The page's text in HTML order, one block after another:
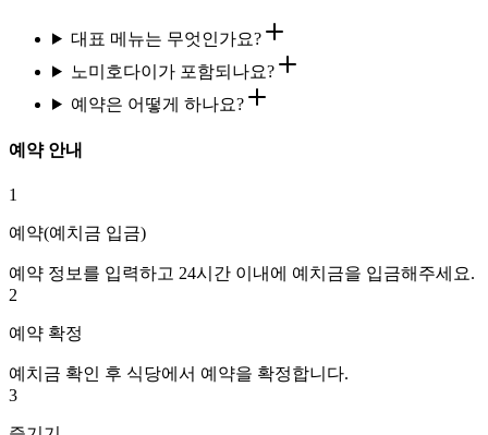
대표 메뉴는 무엇인가요?
노미호다이가 포함되나요?
예약은 어떻게 하나요?
예약 안내
1
예약(예치금 입금)
예약 정보를 입력하고 24시간 이내에 예치금을 입금해주세요.
2
예약 확정
예치금 확인 후 식당에서 예약을 확정합니다.
3